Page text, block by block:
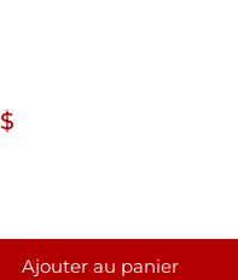
$
Ajouter au panier